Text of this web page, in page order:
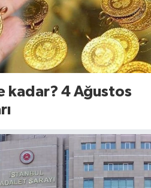
kadar? 4 Ağustos